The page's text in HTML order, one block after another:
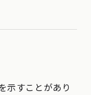
示すことがあり